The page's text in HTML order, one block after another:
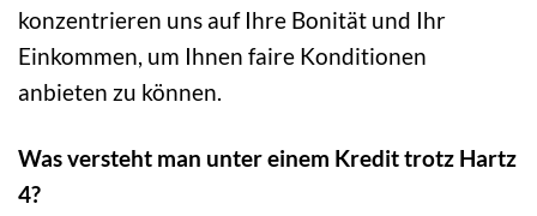
konzentrieren uns auf Ihre Bonität und Ihr
Einkommen, um Ihnen faire Konditionen
anbieten zu können.
Was versteht man unter einem Kredit trotz Hartz
4?